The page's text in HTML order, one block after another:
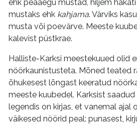
ehk peaaegu mustad, hiljem
mustaks ehk kahjama. Värviks
musta või poevärve. Meeste
kalevist püstkrae.
Halliste-Karksi meestekuued olid
nöörkaunistusteta. Mõned teated
õhukesest lõngast keeratud
meeste kuubedel. Karksist
legendis on kirjas, et vanemal ajal
väikesed nöörid peal: punasest,